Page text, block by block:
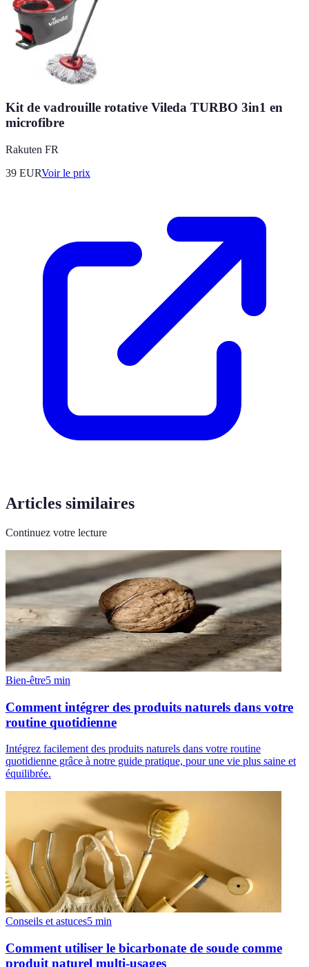
Kit de vadrouille rotative Vileda TURBO 3in1 en
microfibre
Rakuten FR
39 EURVoir le prix
Articles similaires
Continuez votre lecture
Bien-être5 min
Comment intégrer des produits naturels dans votre
routine quotidienne
Intégrez facilement des produits naturels dans votre routine
quotidienne grâce à notre guide pratique, pour une vie plus saine et
équilibrée.
Conseils et astuces5 min
Comment utiliser le bicarbonate de soude comme
produit naturel multi-usages